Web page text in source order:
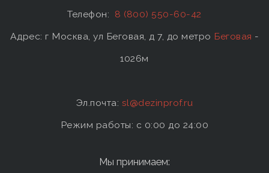
Телефон: 8 (800) 550-60-42
Адрес: г Москва, ул Беговая, д 7, до метро Беговая -
1026м
Эл.почта: sl@dezinprof.ru
Режим работы: c 0:00 до 24:00
Мы принимаем: